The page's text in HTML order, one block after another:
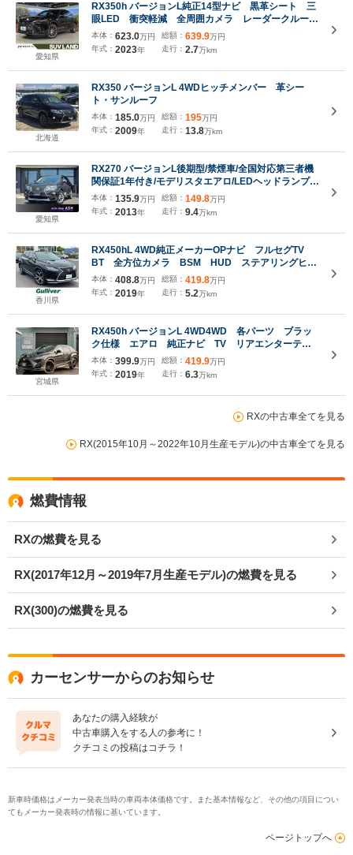
愛知県
RX350h バージョンL純正14型ナビ 黒革シート 三
眼LED 衝突軽減 全周囲カメラ レーダークルー
ズ ブラインドスポットモニター デジタルインナー
ミラー シートベンチレーション ステアリングヒー
ター ドラレコ ETC
本体： 623.0万円
年式： 2023年
総額： 639.9万円
走行： 2.7万km
北海道
RX350 バージョンL 4WDヒッチメンバー 革シー
ト・サンルーフ
本体： 185.0万円
年式： 2009年
総額： 195万円
走行： 13.8万km
愛知県
RX270 バージョンL後期型/禁煙車/全国対応第三者機
関保証1年付き/モデリスタエアロ/LEDヘッドランプ/
黒本革シート/シートヒーター/シートクーラー/フルセ
グ/Bluetooth/バックカメラ/クリアランスソナー
本体： 135.9万円
年式： 2013年
総額： 149.8万円
走行： 9.4万km
香川県
RX450hL 4WD純正メーカーOPナビ フルセグTV
BT 全方位カメラ BSM HUD ステアリングヒー
ター ワイヤレス充電 ドラレコ 電動リア クルコ
ン追従付き 3列シート ルーフレール ビルトイン
ETC2.0 禁煙
本体： 408.8万円
年式： 2019年
総額： 419.8万円
走行： 5.2万km
宮城県
RX450h バージョンL 4WD4WD 各パーツ ブラッ
ク仕様 エアロ 純正ナビ TV リアエンターテイ
メント 360°カメラ HUD クルコン 茶/黒レザー
シート シートヒーター&ベンチレーション メモリ
ーパワーシート ETC2.0
本体： 399.9万円
年式： 2019年
総額： 419.9万円
走行： 6.3万km
RXの中古車全てを見る
RX(2015年10月～2022年10月生産モデル)の中古車全てを見る
燃費情報
RXの燃費を見る
RX(2017年12月～2019年7月生産モデル)の燃費を見る
RX(300)の燃費を見る
カーセンサーからのお知らせ
あなたの購入経験が
中古車購入をする人の参考に！
クチコミの投稿はコチラ！
新車時価格はメーカー発表当時の車両本体価格です。また基本情報など、その他の項目につい
てもメーカー発表時の情報に基いています。
ページトップへ